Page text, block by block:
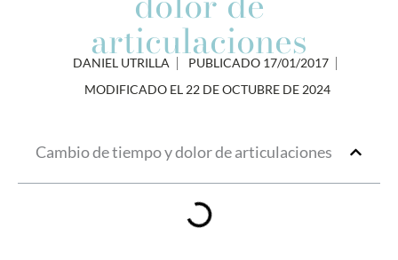
articulaciones
DANIEL UTRILLA PUBLICADO 17/01/2017
MODIFICADO EL 22 DE OCTUBRE DE 2024
Cambio de tiempo y dolor de articulaciones